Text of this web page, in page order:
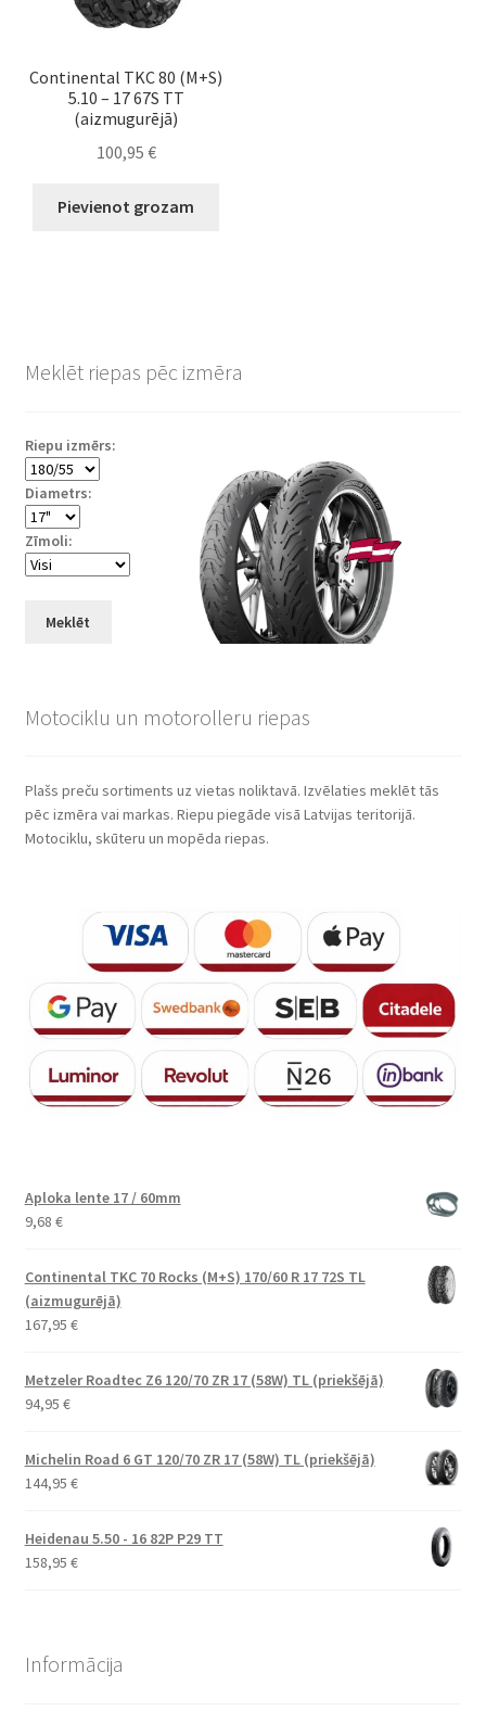
Continental TKC 80 (M+S)
5.10 – 17 67S TT
(aizmugurējā)
100,95 €
Pievienot grozam
Meklēt riepas pēc izmēra
Riepu izmērs:
Diametrs:
Zīmoli:
Meklēt
Motociklu un motorolleru riepas
Plašs preču sortiments uz vietas noliktavā. Izvēlaties meklēt tās
pēc izmēra vai markas. Riepu piegāde visā Latvijas teritorijā.
Motociklu, skūteru un mopēda riepas.
Aploka lente 17 / 60mm
9,68 €
Continental TKC 70 Rocks (M+S) 170/60 R 17 72S TL
(aizmugurējā)
167,95 €
Metzeler Roadtec Z6 120/70 ZR 17 (58W) TL (priekšējā)
94,95 €
Michelin Road 6 GT 120/70 ZR 17 (58W) TL (priekšējā)
144,95 €
Heidenau 5.50 - 16 82P P29 TT
158,95 €
Informācija